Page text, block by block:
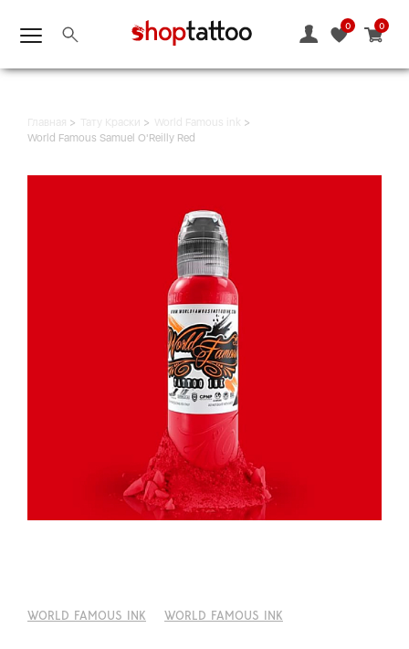
0
0
Главная Тату Краски
World Famous ink
World Famous Samuel O'Reilly Red
WORLD FAMOUS INK WORLD FAMOUS INK